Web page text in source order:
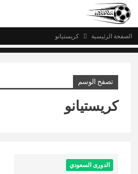
الصفحة الرئيسية كريستيانو
تصفح الوسم
كريستيانو
الدورى السعودي